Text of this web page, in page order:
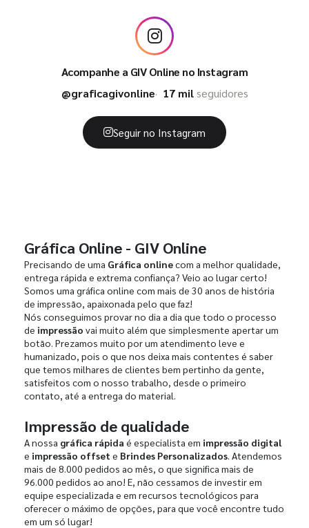
Acompanhe a GIV Online no Instagram
@graficagivonline
17 milseguidores
Seguir no Instagram
Gráfica Online - GIV Online
Precisando de uma Gráfica onlinecom a melhor qualidade,
entrega rápida e extrema confiança? Veio ao lugar certo!
Somos uma gráfica online com mais de 30 anos de história
de impressão, apaixonada pelo que faz!
Nós conseguimos provar no dia a dia que todo o processo
de impressão vai muito além que simplesmente apertar um
botão. Prezamos muito por um atendimento leve e
humanizado, pois o que nos deixa mais contentes é saber
que temos milhares de clientes bem pertinho da gente,
satisfeitos com o nosso trabalho, desde o primeiro
contato, até a entrega do material.
Impressão de qualidade
A nossa gráfica rápida é especialista em impressão digital
e impressão offset e Brindes Personalizados. Atendemos
mais de 8.000 pedidos ao mês, o que significa mais de
96.000 pedidos ao ano! E, não cessamos de investir em
equipe especializada e em recursos tecnológicos para
oferecer o máximo de opções, para que você encontre tudo
em um só lugar!